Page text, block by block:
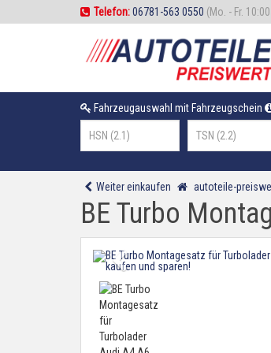
Telefon:06781-563 0550 (Mo. - Fr.
Fahrzeugauswahl mit Fahrzeugschein
Weiter einkaufen autoteile-
BE Turbo